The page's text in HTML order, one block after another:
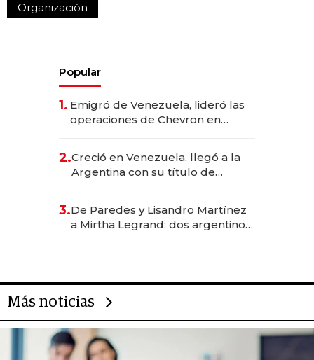
Organización
Popular
1. Emigró de Venezuela, lideró las
operaciones de Chevron en
2.Creció en Venezuela, llegó a la
Argentina con su título de
las marcas "fast premium"
3.De Paredes y Lisandro Martínez
a Mirtha Legrand: dos argentinos
Más noticias